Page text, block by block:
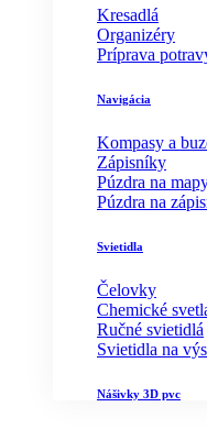
Kresadlá
Organizéry
Príprava
Navigácia
Kompasy a
Zápisníky
Púzdra na
Púzdra na
Svietidla
Čelovky
Chemické
Ručné svietidlá
Svietidla na
Nášivky 3D pvc